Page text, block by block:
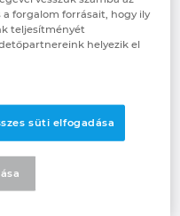
verzió
forgalom forrásait, hogy ily
teljesítményét
helyezik el
süti elfogadása